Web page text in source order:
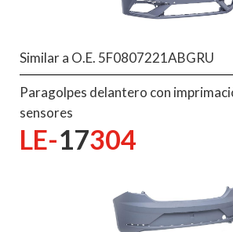
Similar a O.E. 5F0807221ABGRU
Paragolpes delantero con
sensores
LE-17304